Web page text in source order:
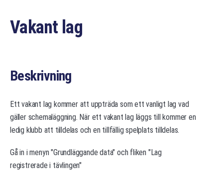
Vakant lag
Beskrivning
Ett vakant lag kommer att uppträda som ett vanligt lag vad
gäller schemaläggning. När ett vakant lag läggs till kommer en
ledig klubb att tilldelas och en tillfällig spelplats tilldelas.
Gå in i menyn "Grundläggande data" och fliken "Lag
registrerade i tävlingen"